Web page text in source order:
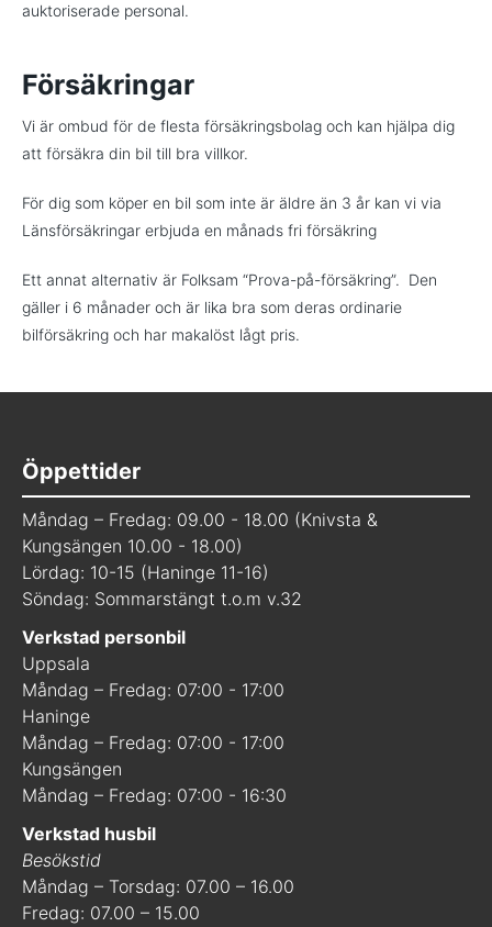
auktoriserade personal.
Försäkringar
Vi är ombud för de flesta försäkringsbolag och kan hjälpa dig
att försäkra din bil till bra villkor.
För dig som köper en bil som inte är äldre än 3 år kan vi via
Länsförsäkringar erbjuda en månads fri försäkring
Ett annat alternativ är Folksam “Prova-på-försäkring”. Den
gäller i 6 månader och är lika bra som deras ordinarie
bilförsäkring och har makalöst lågt pris.
Öppettider
Måndag – Fredag: 09.00 - 18.00 (Knivsta &
Kungsängen 10.00 - 18.00)
Lördag: 10-15 (Haninge 11-16)
Söndag: Sommarstängt t.o.m v.32
Verkstad personbil
Uppsala
Måndag – Fredag: 07:00 - 17:00
Haninge
Måndag – Fredag: 07:00 - 17:00
Kungsängen
Måndag – Fredag: 07:00 - 16:30
Verkstad husbil
Besökstid
Måndag – Torsdag: 07.00 – 16.00
Fredag: 07.00 – 15.00